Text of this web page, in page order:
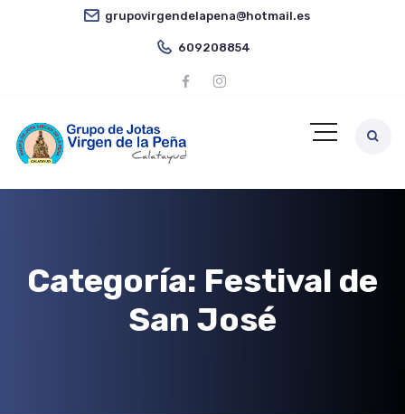
grupovirgendelapena@hotmail.es
609208854
Categoría: Festival de
San José